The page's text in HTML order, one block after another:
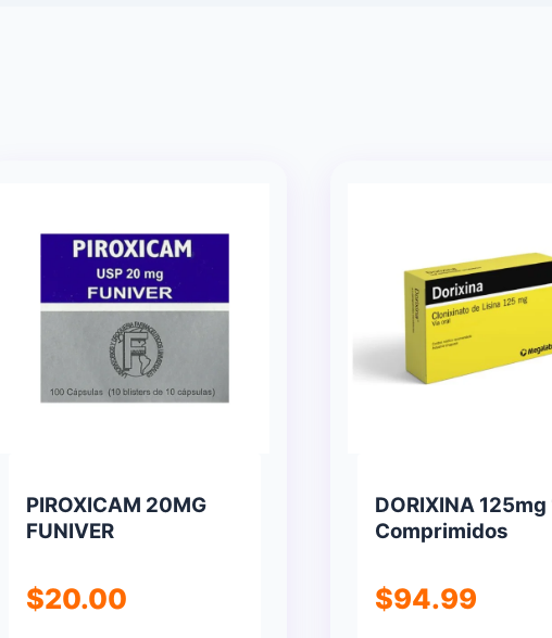
PIROXICAM 20MG
FUNIVER
$20.00
DORIXINA
Comprimidos
$94.99